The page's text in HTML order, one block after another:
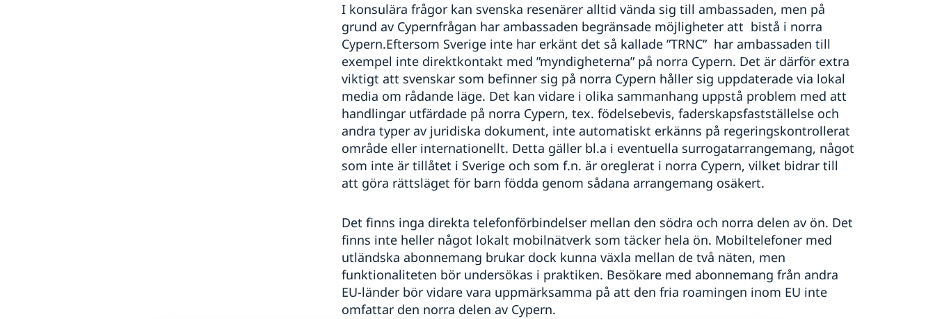
I konsulära frågor kan svenska resenärer alltid vända sig till ambassaden, men på
grund av Cypernfrågan har ambassaden begränsade möjligheter att bistå i norra
Cypern.Eftersom Sverige inte har erkänt det så kallade ”TRNC” har ambassaden till
exempel inte direktkontakt med ”myndigheterna” på norra Cypern. Det är därför extra
viktigt att svenskar som befinner sig på norra Cypern håller sig uppdaterade via lokal
media om rådande läge. Det kan vidare i olika sammanhang uppstå problem med att
handlingar utfärdade på norra Cypern, tex. födelsebevis, faderskapsfastställelse och
andra typer av juridiska dokument, inte automatiskt erkänns på regeringskontrollerat
område eller internationellt. Detta gäller bl.a i eventuella surrogatarrangemang, något
som inte är tillåtet i Sverige och som f.n. är oreglerat i norra Cypern, vilket bidrar till
att göra rättsläget för barn födda genom sådana arrangemang osäkert.
Det finns inga direkta telefonförbindelser mellan den södra och norra delen av ön. Det
finns inte heller något lokalt mobilnätverk som täcker hela ön. Mobiltelefoner med
utländska abonnemang brukar dock kunna växla mellan de två näten, men
funktionaliteten bör undersökas i praktiken. Besökare med abonnemang från andra
EU-länder bör vidare vara uppmärksamma på att den fria roamingen inom EU inte
omfattar den norra delen av Cypern.